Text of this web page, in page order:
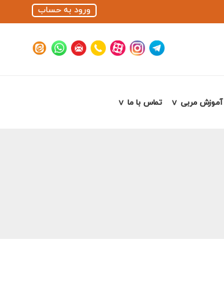
ورود به حساب
آموزش مربی تماس با ما